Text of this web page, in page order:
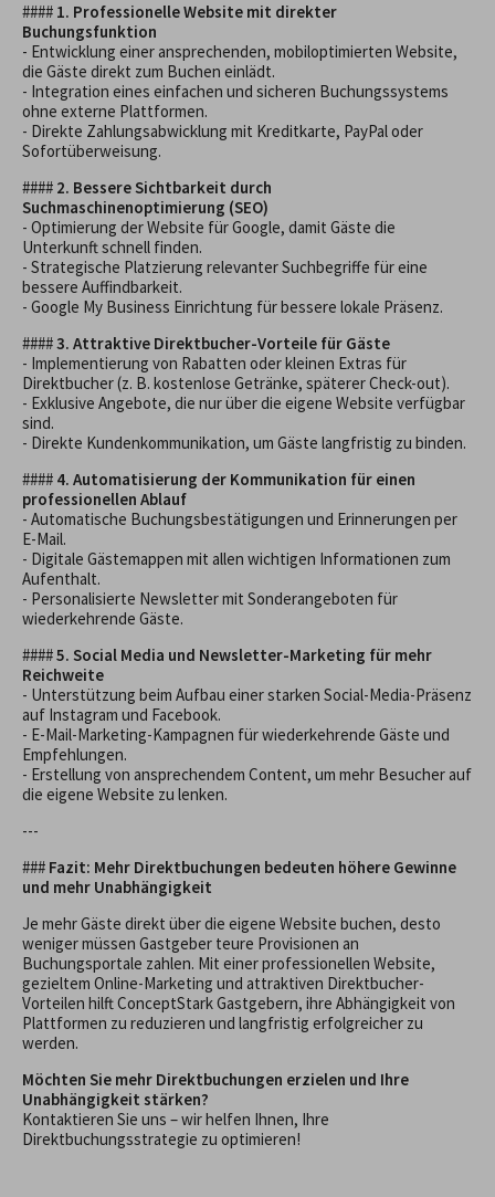
#### 1. Professionelle Website mit direkter
Buchungsfunktion
- Entwicklung einer ansprechenden, mobiloptimierten Website,
die Gäste direkt zum Buchen einlädt.
- Integration eines einfachen und sicheren Buchungssystems
ohne externe Plattformen.
- Direkte Zahlungsabwicklung mit Kreditkarte, PayPal oder
Sofortüberweisung.
#### 2. Bessere Sichtbarkeit durch
Suchmaschinenoptimierung (SEO)
- Optimierung der Website für Google, damit Gäste die
Unterkunft schnell finden.
- Strategische Platzierung relevanter Suchbegriffe für eine
bessere Auffindbarkeit.
- Google My Business Einrichtung für bessere lokale Präsenz.
####3. Attraktive Direktbucher-Vorteile für Gäste
- Implementierung von Rabatten oder kleinen Extras für
Direktbucher (z. B. kostenlose Getränke, späterer Check-out).
- Exklusive Angebote, die nur über die eigene Website verfügbar
sind.
- Direkte Kundenkommunikation, um Gäste langfristig zu binden.
#### 4. Automatisierung der Kommunikation für einen
professionellen Ablauf
- Automatische Buchungsbestätigungen und Erinnerungen per
E-Mail.
- Digitale Gästemappen mit allen wichtigen Informationen zum
Aufenthalt.
- Personalisierte Newsletter mit Sonderangeboten für
wiederkehrende Gäste.
####5. Social Media und Newsletter-Marketing für mehr
Reichweite
- Unterstützung beim Aufbau einer starken Social-Media-Präsenz
auf Instagram und Facebook.
- E-Mail-Marketing-Kampagnen für wiederkehrende Gäste und
Empfehlungen.
- Erstellung von ansprechendem Content, um mehr Besucher auf
die eigene Website zu lenken.
---
### Fazit: Mehr Direktbuchungen bedeuten höhere Gewinne
und mehr Unabhängigkeit
Je mehr Gäste direkt über die eigene Website buchen, desto
weniger müssen Gastgeber teure Provisionen an
Buchungsportale zahlen. Mit einer professionellen Website,
gezieltem Online-Marketing und attraktiven Direktbucher-
Vorteilen hilft ConceptStark Gastgebern, ihre Abhängigkeit von
Plattformen zu reduzieren und langfristig erfolgreicher zu
werden.
Möchten Sie mehr Direktbuchungen erzielen und Ihre
Unabhängigkeit stärken?
Kontaktieren Sie uns – wir helfen Ihnen, Ihre
Direktbuchungsstrategie zu optimieren!